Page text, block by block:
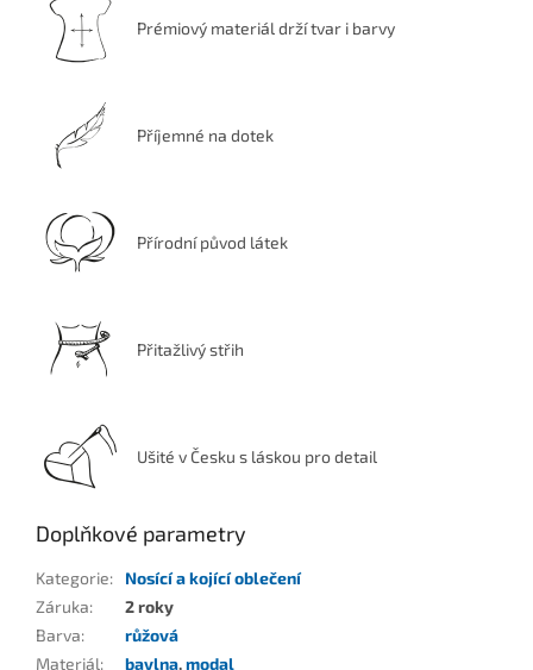
Prémiový materiál drží tvar i barvy
Příjemné na dotek
Přírodní původ látek
Přitažlivý střih
Ušité v Česku s láskou pro detail
Doplňkové parametry
Kategorie:
Nosící a kojící oblečení
Záruka:
2 roky
Barva:
růžová
Materiál: bavlna,modal